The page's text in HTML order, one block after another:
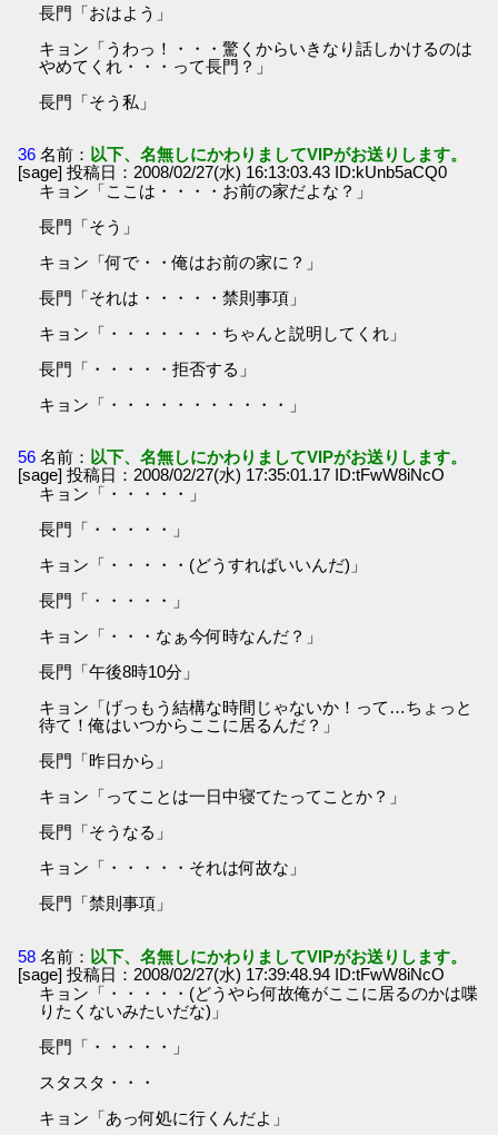
長門「おはよう」
キョン「うわっ！・・・驚くからいきなり話しかけるのは
やめてくれ・・・って長門？」
長門「そう私」
36 名前： 以下、名無しにかわりましてVIPがお送りします。
[sage] 投稿日：2008/02/27(水) 16:13:03.43 ID:kUnb5aCQ0
キョン「ここは・・・・お前の家だよな？」
長門「そう」
キョン「何で・・俺はお前の家に？」
長門「それは・・・・・禁則事項」
キョン「・・・・・・・ちゃんと説明してくれ」
長門「・・・・・拒否する」
キョン「・・・・・・・・・・・」
56 名前： 以下、名無しにかわりましてVIPがお送りします。
[sage] 投稿日：2008/02/27(水) 17:35:01.17 ID:tFwW8iNcO
キョン「・・・・・」
長門「・・・・・」
キョン「・・・・・(どうすればいいんだ)」
長門「・・・・・」
キョン「・・・なぁ今何時なんだ？」
長門「午後8時10分」
キョン「げっもう結構な時間じゃないか！って…ちょっと
待て！俺はいつからここに居るんだ？」
長門「昨日から」
キョン「ってことは一日中寝てたってことか？」
長門「そうなる」
キョン「・・・・・それは何故な」
長門「禁則事項」
58 名前： 以下、名無しにかわりましてVIPがお送りします。
[sage] 投稿日：2008/02/27(水) 17:39:48.94 ID:tFwW8iNcO
キョン「・・・・・(どうやら何故俺がここに居るのかは喋
りたくないみたいだな)」
長門「・・・・・」
スタスタ・・・
キョン「あっ何処に行くんだよ」